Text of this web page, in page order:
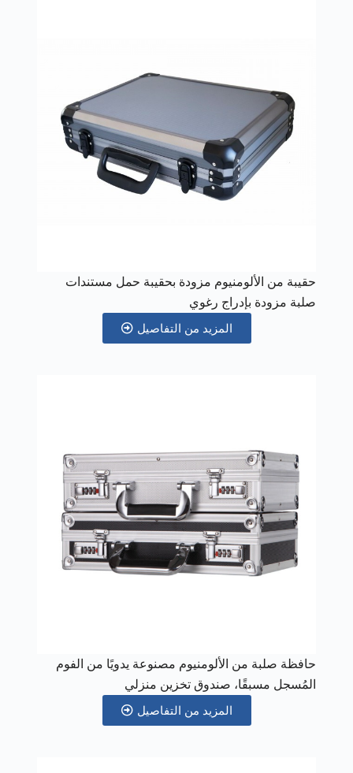
حقيبة من الألومنيوم مزودة بحقيبة حمل مستندات
صلبة مزودة بإدراج رغوي
المزيد من التفاصيل
حافظة صلبة من الألومنيوم مصنوعة يدويًا من الفوم
المُسجل مسبقًا، صندوق تخزين منزلي
المزيد من التفاصيل